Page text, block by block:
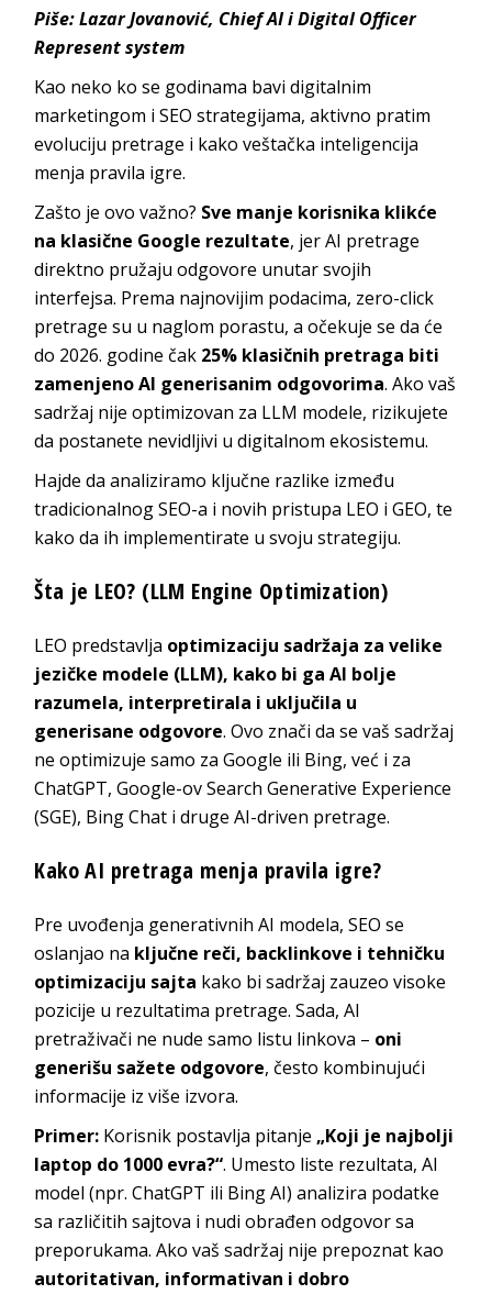
Piše: Lazar Jovanović, Chief AI i Digital Officer
Represent system
Kao neko ko se godinama bavi digitalnim
marketingom i SEO strategijama, aktivno pratim
evoluciju pretrage i kako veštačka inteligencija
menja pravila igre.
Zašto je ovo važno? Sve manje korisnika klikće
na klasične Google rezultate, jer AI pretrage
direktno pružaju odgovore unutar svojih
interfejsa. Prema najnovijim podacima, zero-click
pretrage su u naglom porastu, a očekuje se da će
do 2026. godine čak 25% klasičnih pretraga biti
zamenjeno AI generisanim odgovorima. Ako vaš
sadržaj nije optimizovan za LLM modele, rizikujete
da postanete nevidljivi u digitalnom ekosistemu.
Hajde da analiziramo ključne razlike između
tradicionalnog SEO-a i novih pristupa LEO i GEO, te
kako da ih implementirate u svoju strategiju.
Šta je LEO? (LLM Engine Optimization)
LEO predstavlja optimizaciju sadržaja za velike
jezičke modele (LLM), kako bi ga AI bolje
razumela, interpretirala i uključila u
generisane odgovore. Ovo znači da se vaš sadržaj
ne optimizuje samo za Google ili Bing, već i za
ChatGPT, Google-ov Search Generative Experience
(SGE), Bing Chat i druge AI-driven pretrage.
Kako AI pretraga menja pravila igre?
Pre uvođenja generativnih AI modela, SEO se
oslanjao na ključne reči, backlinkove i tehničku
optimizaciju sajta kako bi sadržaj zauzeo visoke
pozicije u rezultatima pretrage. Sada, AI
pretraživači ne nude samo listu linkova – oni
generišu sažete odgovore, često kombinujući
informacije iz više izvora.
Primer: Korisnik postavlja pitanje „Koji je najbolji
laptop do 1000 evra?“. Umesto liste rezultata, AI
model (npr. ChatGPT ili Bing AI) analizira podatke
sa različitih sajtova i nudi obrađen odgovor sa
preporukama. Ako vaš sadržaj nije prepoznat kao
autoritativan, informativan i dobro